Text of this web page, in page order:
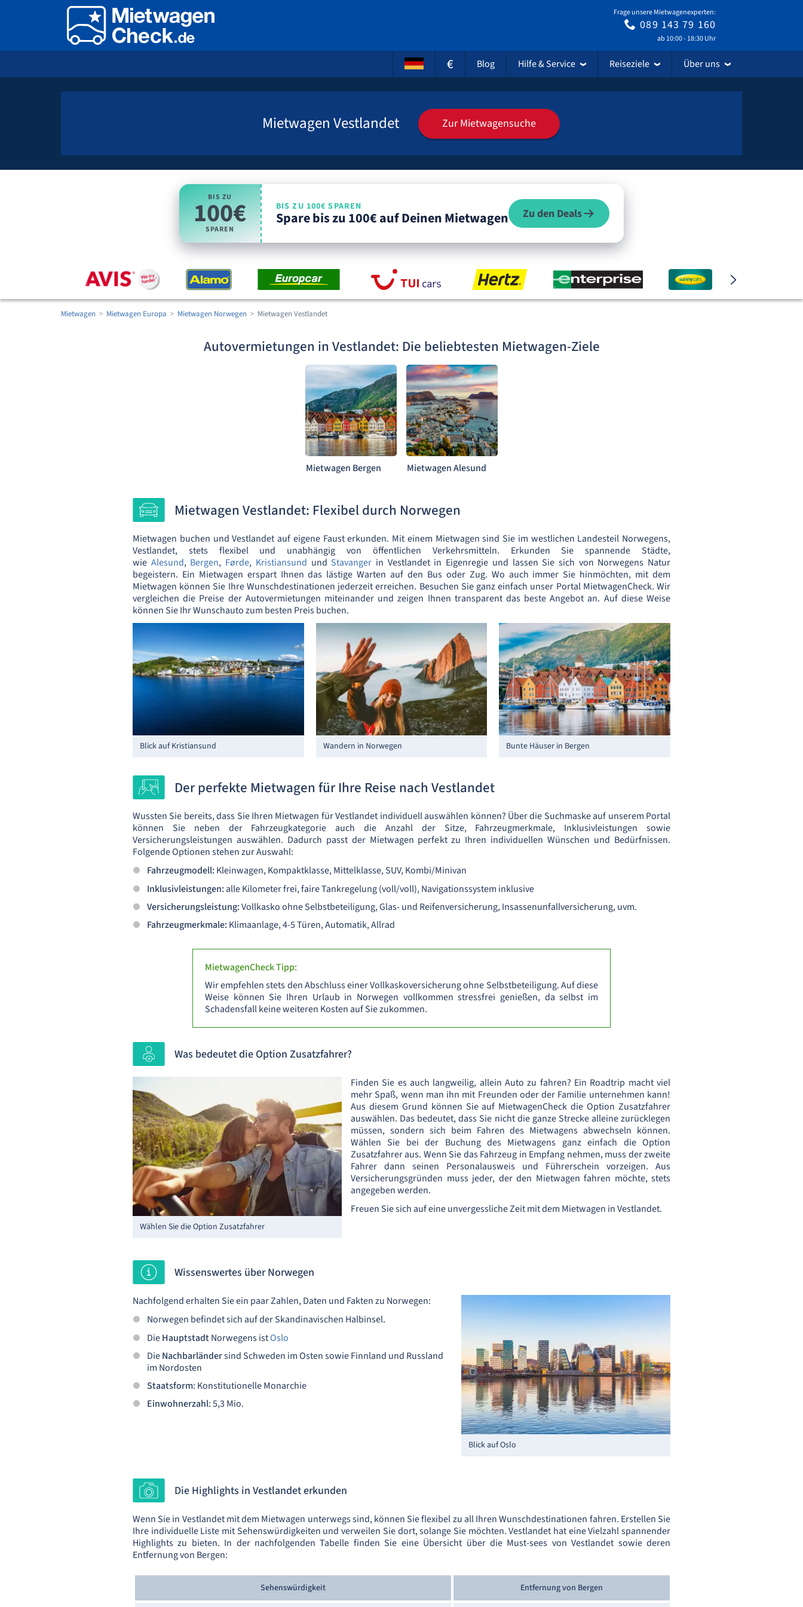
Frage unsere Mietwagenexperten:
089 143 79 160
ab 10:00 - 18:30 Uhr
€ Blog Hilfe & Service Reiseziele Über uns
Mietwagen Vestlandet Zur Mietwagensuche
BIS ZU
100€
SPAREN
BIS ZU 100€ SPAREN
Spare bis zu 100€ auf Deinen Mietwagen Zu den Deals
Mietwagen Mietwagen Europa Mietwagen Norwegen Mietwagen Vestlandet
Autovermietungen in Vestlandet: Die beliebtesten Mietwagen-Ziele
Mietwagen Bergen Mietwagen Alesund
Mietwagen Vestlandet: Flexibel durch Norwegen
Mietwagen buchen und Vestlandet auf eigene Faust erkunden. Mit einem Mietwagen sind Sie im westlichen Landesteil Norwegens,
Vestlandet, stets flexibel und unabhängig von öffentlichen Verkehrsmitteln. Erkunden Sie spannende Städte,
wie Alesund, Bergen, Førde, Kristiansund und Stavanger in Vestlandet in Eigenregie und lassen Sie sich von Norwegens Natur
begeistern. Ein Mietwagen erspart Ihnen das lästige Warten auf den Bus oder Zug. Wo auch immer Sie hinmöchten, mit dem
Mietwagen können Sie Ihre Wunschdestinationen jederzeit erreichen. Besuchen Sie ganz einfach unser Portal MietwagenCheck. Wir
vergleichen die Preise der Autovermietungen miteinander und zeigen Ihnen transparent das beste Angebot an. Auf diese Weise
können Sie Ihr Wunschauto zum besten Preis buchen.
Blick auf Kristiansund Wandern in Norwegen Bunte Häuser in Bergen
Der perfekte Mietwagen für Ihre Reise nach Vestlandet
Wussten Sie bereits, dass Sie Ihren Mietwagen für Vestlandet individuell auswählen können? Über die Suchmaske auf unserem Portal
können Sie neben der Fahrzeugkategorie auch die Anzahl der Sitze, Fahrzeugmerkmale, Inklusivleistungen sowie
Versicherungsleistungen auswählen. Dadurch passt der Mietwagen perfekt zu Ihren individuellen Wünschen und Bedürfnissen.
Folgende Optionen stehen zur Auswahl:
Fahrzeugmodell: Kleinwagen, Kompaktklasse, Mittelklasse, SUV, Kombi/Minivan
Inklusivleistungen:alle Kilometer frei, faire Tankregelung (voll/voll), Navigationssystem inklusive
Versicherungsleistung:Vollkasko ohne Selbstbeteiligung, Glas- und Reifenversicherung, Insassenunfallversicherung, uvm.
Fahrzeugmerkmale: Klimaanlage, 4-5 Türen, Automatik, Allrad
MietwagenCheck Tipp:
Wir empfehlen stets den Abschluss einer Vollkaskoversicherung ohne Selbstbeteiligung. Auf diese
Weise können Sie Ihren Urlaub in Norwegen vollkommen stressfrei genießen, da selbst im
Schadensfall keine weiteren Kosten auf Sie zukommen.
Was bedeutet die Option Zusatzfahrer?
Wählen Sie die Option Zusatzfahrer
Finden Sie es auch langweilig, allein Auto zu fahren? Ein Roadtrip macht viel
mehr Spaß, wenn man ihn mit Freunden oder der Familie unternehmen kann!
Aus diesem Grund können Sie auf MietwagenCheck die Option Zusatzfahrer
auswählen. Das bedeutet, dass Sie nicht die ganze Strecke alleine zurücklegen
müssen, sondern sich beim Fahren des Mietwagens abwechseln können.
Wählen Sie bei der Buchung des Mietwagens ganz einfach die Option
Zusatzfahrer aus. Wenn Sie das Fahrzeug in Empfang nehmen, muss der zweite
Fahrer dann seinen Personalausweis und Führerschein vorzeigen. Aus
Versicherungsgründen muss jeder, der den Mietwagen fahren möchte, stets
angegeben werden.
Freuen Sie sich auf eine unvergessliche Zeit mit dem Mietwagen in Vestlandet.
Wissenswertes über Norwegen
Blick auf Oslo
Nachfolgend erhalten Sie ein paar Zahlen, Daten und Fakten zu Norwegen:
Norwegen befindet sich auf der Skandinavischen Halbinsel.
DieHauptstadtNorwegens istOslo
DieNachbarländersind Schweden im Osten sowie Finnland und Russland
im Nordosten
Staatsform: Konstitutionelle Monarchie
Einwohnerzahl: 5,3 Mio.
Die Highlights in Vestlandet erkunden
Wenn Sie in Vestlandet mit dem Mietwagen unterwegs sind, können Sie flexibel zu all Ihren Wunschdestinationen fahren. Erstellen Sie
Ihre individuelle Liste mit Sehenswürdigkeiten und verweilen Sie dort, solange Sie möchten. Vestlandet hat eine Vielzahl spannender
Highlights zu bieten. In der nachfolgenden Tabelle finden Sie eine Übersicht über die Must-sees von Vestlandet sowie deren
Entfernung von Bergen:
Sehenswürdigkeit Entfernung von Bergen